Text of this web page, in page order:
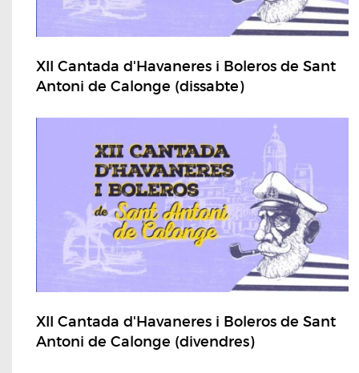
XII Cantada d'Havaneres i Boleros de Sant
Antoni de Calonge (dissabte)
XII Cantada d'Havaneres i Boleros de Sant
Antoni de Calonge (divendres)